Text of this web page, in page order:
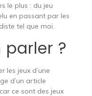
le plus : du jeu
en passant par les
tel que moi.
parler ?
les jeux d’une
d’un article
ce sont des jeux